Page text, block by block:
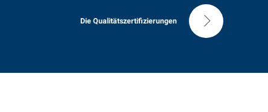
Die Qualitätszertifizierungen